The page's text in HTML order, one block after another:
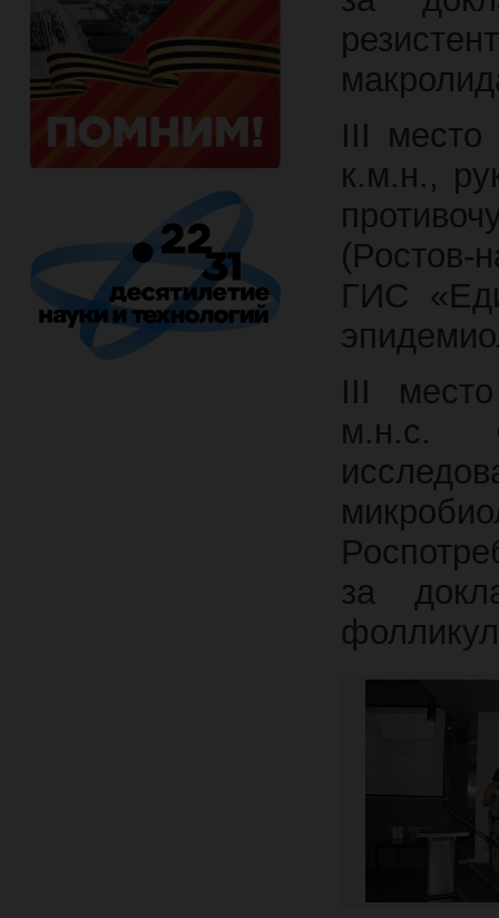
III
к.м.н.,
ГИС
III
м.н.с.
за